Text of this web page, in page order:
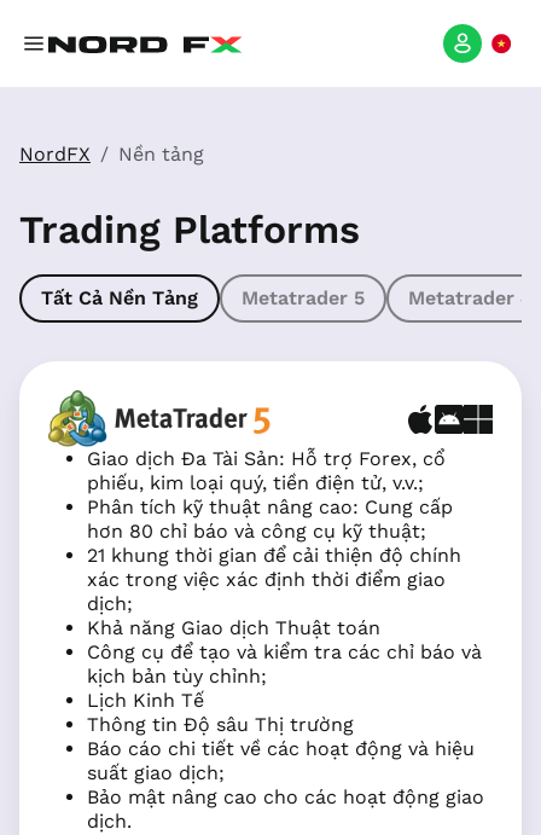
NordFX Nền tảng
Trading Platforms
Tất Cả Nền Tảng Metatrader 5 Metatrader 4
Giao dịch Đa Tài Sản: Hỗ trợ Forex, cổ
phiếu, kim loại quý, tiền điện tử, v.v.;
Phân tích kỹ thuật nâng cao: Cung cấp
hơn 80 chỉ báo và công cụ kỹ thuật;
21 khung thời gian để cải thiện độ chính
xác trong việc xác định thời điểm giao
dịch;
Khả năng Giao dịch Thuật toán
Công cụ để tạo và kiểm tra các chỉ báo và
kịch bản tùy chỉnh;
Lịch Kinh Tế
Thông tin Độ sâu Thị trường
Báo cáo chi tiết về các hoạt động và hiệu
suất giao dịch;
Bảo mật nâng cao cho các hoạt động giao
dịch.